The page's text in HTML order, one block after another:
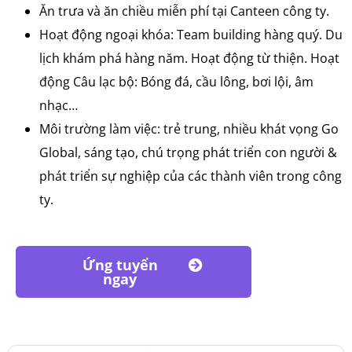
Ăn trưa và ăn chiều miễn phí tại Canteen công ty.
Hoạt động ngoại khóa: Team building hàng quý. Du
lịch khám phá hàng năm. Hoạt động từ thiện. Hoạt
động Câu lạc bộ: Bóng đá, cầu lông, bơi lội, âm
nhạc…
Môi trường làm việc: trẻ trung, nhiều khát vọng Go
Global, sáng tạo, chú trọng phát triển con người &
phát triển sự nghiệp của các thành viên trong công
ty.
Ứng tuyển
ngay